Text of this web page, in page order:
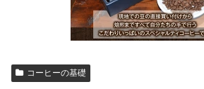
コーヒーの基礎